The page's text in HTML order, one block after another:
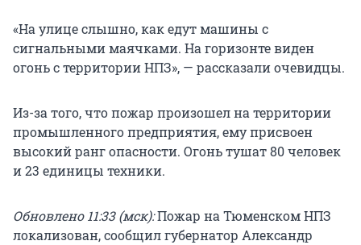
«На улице слышно, как едут машины с
сигнальными маячками. На горизонте виден
огонь с территории НПЗ», — рассказали очевидцы.
Из-за того, что пожар произошел на территории
промышленного предприятия, ему присвоен
высокий ранг опасности. Огонь тушат 80 человек
и 23 единицы техники.
Обновлено 11:33 (мск):Пожар на Тюменском НПЗ
локализован, сообщил губернатор Александр